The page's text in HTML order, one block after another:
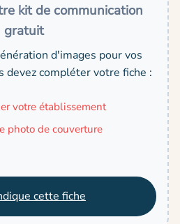
kit de communication
gratuit
d'images pour vos
devez compléter votre fiche :
votre établissement
photo de couverture
cette fiche